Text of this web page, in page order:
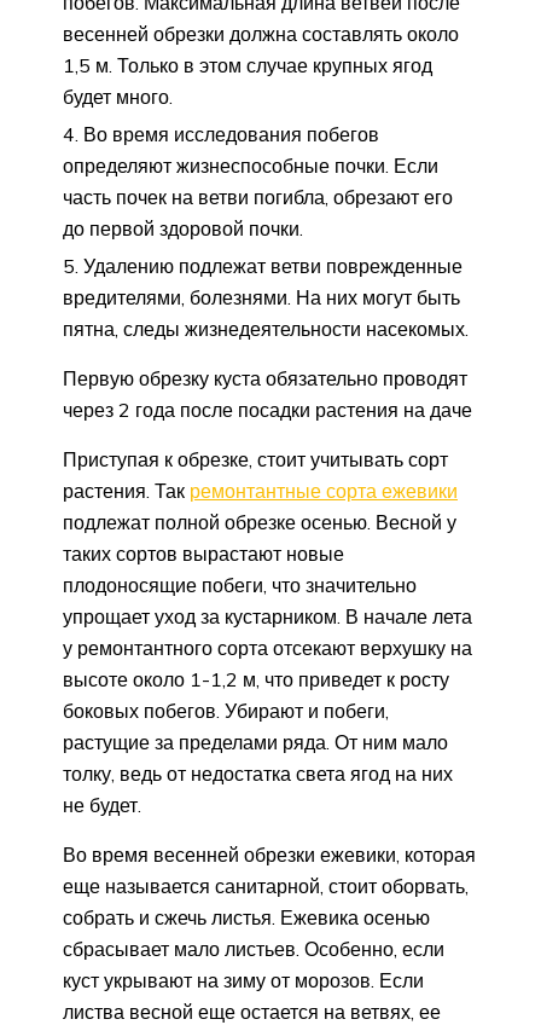
весенней обрезки должна составлять около
1,5 м. Только в этом случае крупных ягод
будет много.
Во время исследования побегов
определяют жизнеспособные почки. Если
часть почек на ветви погибла, обрезают его
до первой здоровой почки.
Удалению подлежат ветви поврежденные
вредителями, болезнями. На них могут быть
пятна, следы жизнедеятельности насекомых.
Первую обрезку куста обязательно проводят
через 2 года после посадки растения на даче
Приступая к обрезке, стоит учитывать сорт
растения. Так ремонтантные сорта ежевики
подлежат полной обрезке осенью. Весной у
таких сортов вырастают новые
плодоносящие побеги, что значительно
упрощает уход за кустарником. В начале лета
у ремонтантного сорта отсекают верхушку на
высоте около 1-1,2 м, что приведет к росту
боковых побегов. Убирают и побеги,
растущие за пределами ряда. От ним мало
толку, ведь от недостатка света ягод на них
не будет.
Во время весенней обрезки ежевики, которая
еще называется санитарной, стоит оборвать,
собрать и сжечь листья. Ежевика осенью
сбрасывает мало листьев. Особенно, если
куст укрывают на зиму от морозов. Если
листва весной еще остается на ветвях, ее